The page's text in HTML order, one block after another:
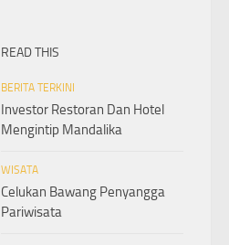
READ THIS
BERITA TERKINI
Investor Restoran Dan Hotel
Mengintip Mandalika
WISATA
Celukan Bawang Penyangga
Pariwisata